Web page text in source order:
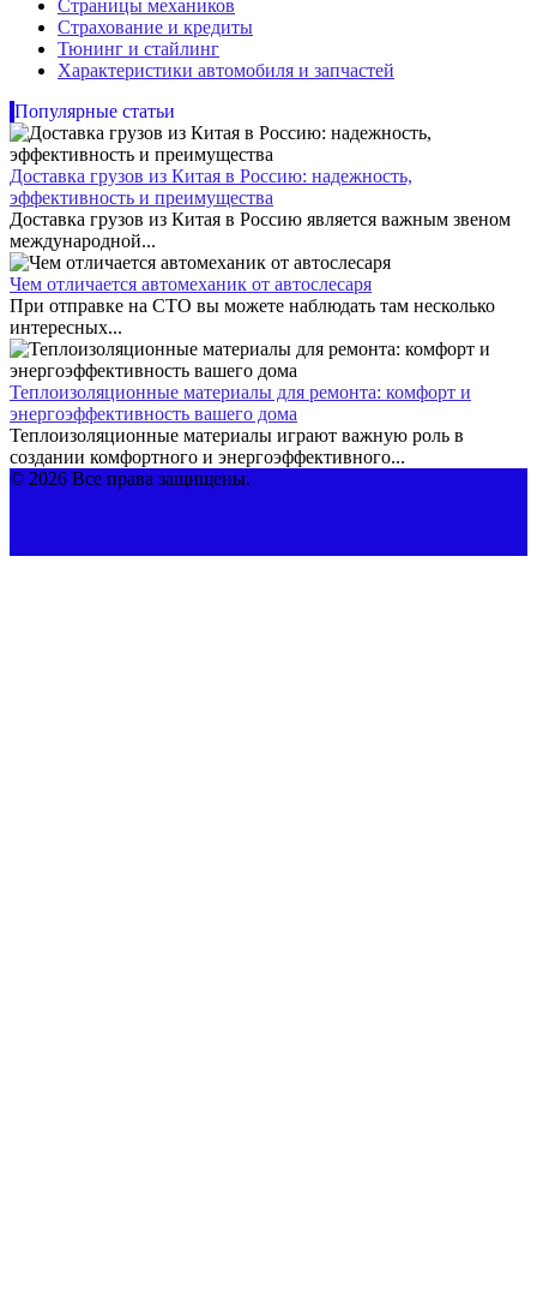
Страницы механиков
Страхование и кредиты
Тюнинг и стайлинг
Характеристики автомобиля и запчастей
Популярные статьи
Доставка грузов из Китая в Россию: надежность,
эффективность и преимущества
Доставка грузов из Китая в Россию является важным звеном
международной...
Чем отличается автомеханик от автослесаря
При отправке на СТО вы можете наблюдать там несколько
интересных...
Теплоизоляционные материалы для ремонта: комфорт и
энергоэффективность вашего дома
Теплоизоляционные материалы играют важную роль в
создании комфортного и энергоэффективного...
© 2026 Все права защищены.